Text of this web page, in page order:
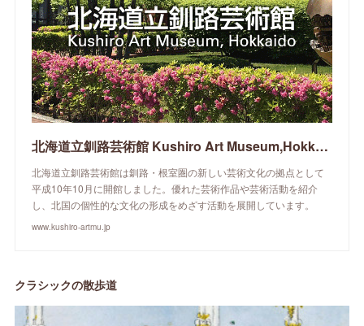
北海道立釧路芸術館 Kushiro Art Museum,Hokkaido
北海道立釧路芸術館は釧路・根室圏の新しい芸術文化の拠点として
平成10年10月に開館しました。優れた芸術作品や芸術活動を紹介
し、北国の個性的な文化の形成をめざす活動を展開しています。
www.kushiro-artmu.jp
クラシックの散歩道